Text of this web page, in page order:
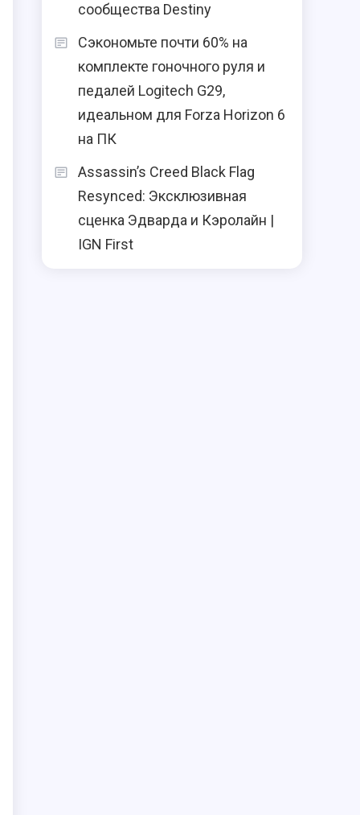
сообщества Destiny
Сэкономьте почти 60% на
комплекте гоночного руля и
педалей Logitech G29,
идеальном для Forza Horizon 6
на ПК
Assassin’s Creed Black Flag
Resynced: Эксклюзивная
сценка Эдварда и Кэролайн |
IGN First